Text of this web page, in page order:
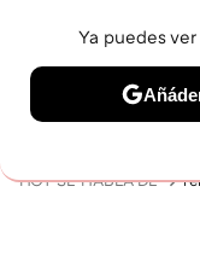
BELLEZA
HOY SE HABLA DE
Ya puedes